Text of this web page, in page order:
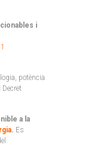
i
potència
a la
. Es